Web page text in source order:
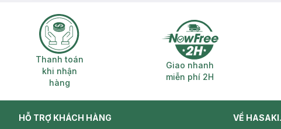
Thanh toán khi nhận hàng
Thanh toán
khi nhận
hàng
Giao nhanh miễn phí
Giao nhanh
miễn phí 2H
HỖ TRỢ KHÁCH HÀNG VỀ